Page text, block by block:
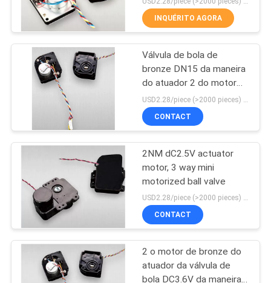
CONTROLE
DA
QUALIDADE
CONTACTE-
NOTÍCIA
PEÇA
UMAS
CITAÇÕES
Válvula motorizada
da zona
29
Válvula de bola de
aquecimento
18
INQUÉRITO AGORA
Válvula de bola de
bronze DN15 da maneira
do atuador 2 do motor
DC3.6V da válvula da
zona 1NM DN20
CONTACT
2NM dC2.5V actuator
motor, 3 way mini
motorized ball valve
USD2.28/piece (>2000 pieces) USD2.5 / piece (1000 - 2000 pieces) MOQ:1000 partes
CONTACT
2 o motor de bronze do
atuador da válvula de
bola DC3.6V da maneira,